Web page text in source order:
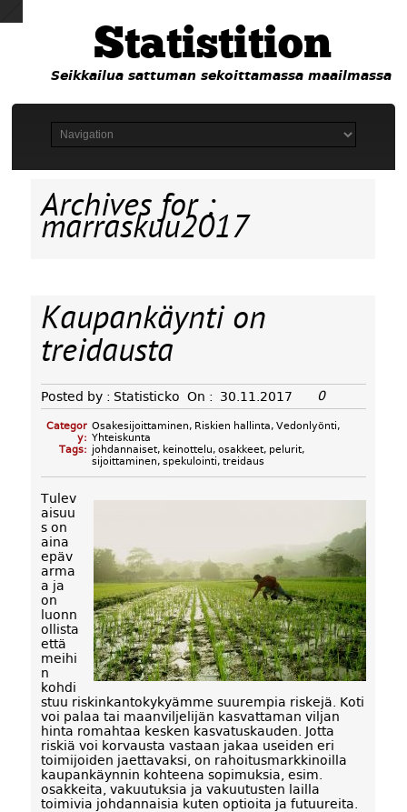
Statistition
Seikkailua sattuman sekoittamassa maailmassa
Archives for :
marraskuu2017
Kaupankäynti on
treidausta
Posted by : Statisticko On : 30.11.2017 0
Categor
y:
Osakesijoittaminen, Riskien hallinta,Vedonlyönti,
Yhteiskunta
Tags: johdannaiset, keinottelu,osakkeet, pelurit,
sijoittaminen,spekulointi,treidaus
Tulev
aisuu
s on
aina
epäv
arma
a ja
on
luonn
ollista
että
meihi
n
kohdi
stuu riskinkantokykyämme suurempia riskejä. Koti
voi palaa tai maanviljelijän kasvattaman viljan
hinta romahtaa kesken kasvatuskauden. Jotta
riskiä voi korvausta vastaan jakaa useiden eri
toimijoiden jaettavaksi, on rahoitusmarkkinoilla
kaupankäynnin kohteena sopimuksia, esim.
osakkeita, vakuutuksia ja vakuutusten lailla
toimivia johdannaisia kuten optioita ja futuureita.